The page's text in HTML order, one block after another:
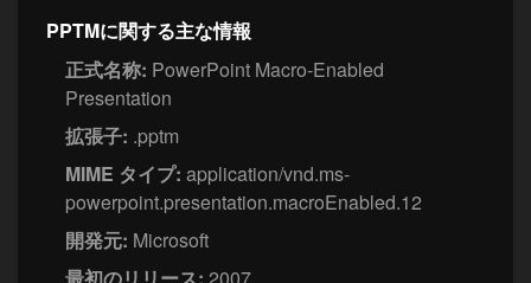
PPTMに関する主な情報
正式名称: PowerPoint Macro-Enabled
Presentation
拡張子: .pptm
MIME タイプ: application/vnd.ms-
powerpoint.presentation.macroEnabled.12
開発元: Microsoft